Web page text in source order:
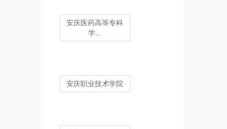
安庆医药高等专科
学...
安庆职业技术学院